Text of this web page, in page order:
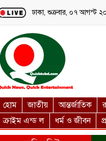
Loading...
ঢাকা, শুক্রবার, ০৭ আগস্ট
হোম জাতীয় আন্তর্জাতিক
ক্রাইম এন্ড ল
ধর্ম ও জীবন